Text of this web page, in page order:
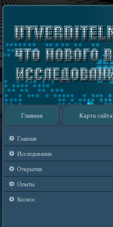
Главная Карта сайта
Главная
Исследования
Открытия
Опыты
Космос